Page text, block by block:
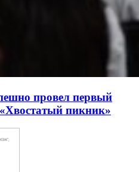
провел первый
пикник»